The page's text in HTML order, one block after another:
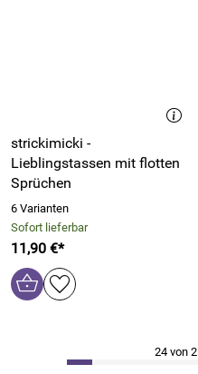
strickimicki -
Lieblingstassen mit flotten
Sprüchen
6 Varianten
Sofort lieferbar
11,90 €*
24 von